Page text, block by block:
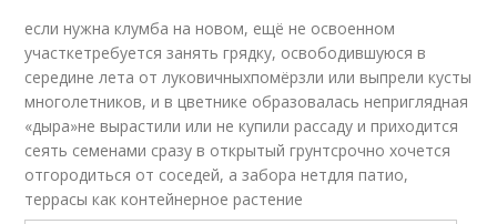
если нужна клумба на новом, ещё не освоенном
участкетребуется занять грядку, освободившуюся в
середине лета от луковичныхпомёрзли или выпрели кусты
многолетников, и в цветнике образовалась неприглядная
«дыра»не вырастили или не купили рассаду и приходится
сеять семенами сразу в открытый грунтсрочно хочется
отгородиться от соседей, а забора нетдля патио,
террасы как контейнерное растение